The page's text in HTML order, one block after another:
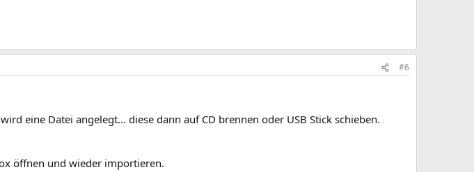
#6
eine Datei angelegt... diese dann auf CD brennen oder USB Stick schieben.
öffnen und wieder importieren.